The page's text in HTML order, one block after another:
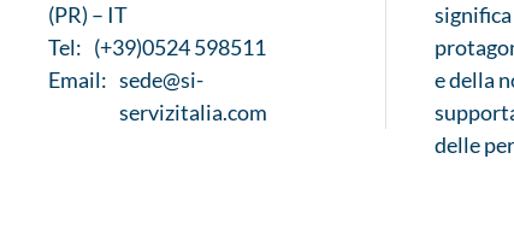
(PR) – IT
Tel: (+39)0524 598511
Email: sede@si-
servizitalia.com
e della
delle